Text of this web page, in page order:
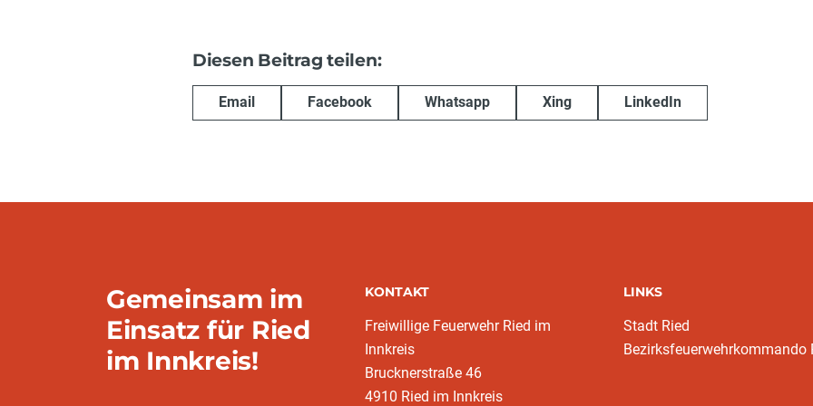
Diesen Beitrag teilen:
Email Facebook Whatsapp Xing LinkedIn
Gemeinsam im
Einsatz für Ried
im Innkreis!
KONTAKT
Freiwillige Feuerwehr Ried im
Innkreis
Brucknerstraße 46
4910 Ried im Innkreis
LINKS
Stadt Ried
Bezirksfeuerwehrkommando